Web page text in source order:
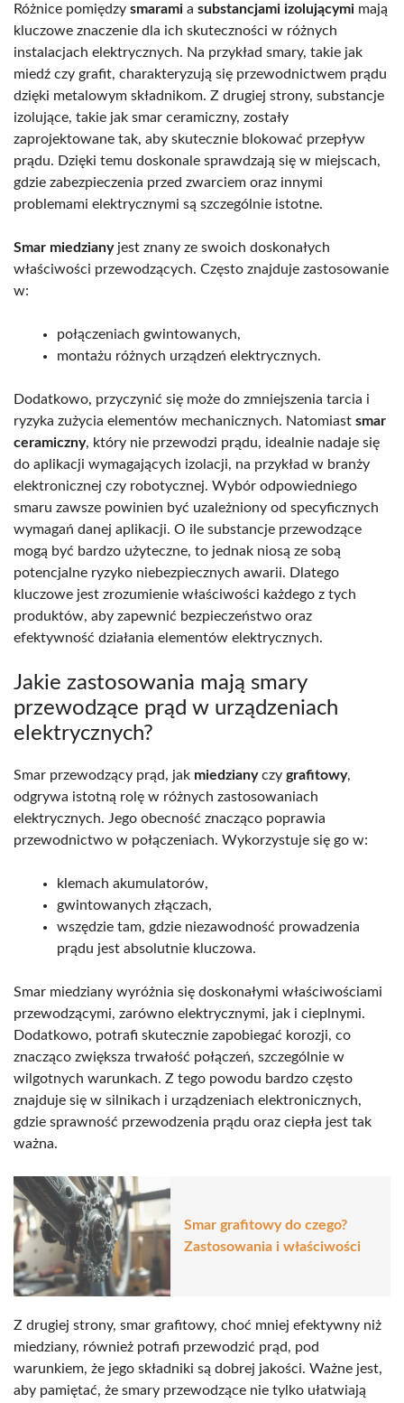
Różnice pomiędzy smarami a substancjami izolującymi mają
kluczowe znaczenie dla ich skuteczności w różnych
instalacjach elektrycznych. Na przykład smary, takie jak
miedź czy grafit, charakteryzują się przewodnictwem prądu
dzięki metalowym składnikom. Z drugiej strony, substancje
izolujące, takie jak smar ceramiczny, zostały
zaprojektowane tak, aby skutecznie blokować przepływ
prądu. Dzięki temu doskonale sprawdzają się w miejscach,
gdzie zabezpieczenia przed zwarciem oraz innymi
problemami elektrycznymi są szczególnie istotne.
Smar miedzianyjest znany ze swoich doskonałych
właściwości przewodzących. Często znajduje zastosowanie
w:
połączeniach gwintowanych,
montażu różnych urządzeń elektrycznych.
Dodatkowo, przyczynić się może do zmniejszenia tarcia i
ryzyka zużycia elementów mechanicznych. Natomiast smar
ceramiczny, który nie przewodzi prądu, idealnie nadaje się
do aplikacji wymagających izolacji, na przykład w branży
elektronicznej czy robotycznej. Wybór odpowiedniego
smaru zawsze powinien być uzależniony od specyficznych
wymagań danej aplikacji. O ile substancje przewodzące
mogą być bardzo użyteczne, to jednak niosą ze sobą
potencjalne ryzyko niebezpiecznych awarii. Dlatego
kluczowe jest zrozumienie właściwości każdego z tych
produktów, aby zapewnić bezpieczeństwo oraz
efektywność działania elementów elektrycznych.
Jakie zastosowania mają smary
przewodzące prąd w urządzeniach
elektrycznych?
Smar przewodzący prąd, jak miedzianyczy grafitowy,
odgrywa istotną rolę w różnych zastosowaniach
elektrycznych. Jego obecność znacząco poprawia
przewodnictwo w połączeniach. Wykorzystuje się go w:
klemach akumulatorów,
gwintowanych złączach,
wszędzie tam, gdzie niezawodność prowadzenia
prądu jest absolutnie kluczowa.
Smar miedziany wyróżnia się doskonałymi właściwościami
przewodzącymi, zarówno elektrycznymi, jak i cieplnymi.
Dodatkowo, potrafi skutecznie zapobiegać korozji, co
znacząco zwiększa trwałość połączeń, szczególnie w
wilgotnych warunkach. Z tego powodu bardzo często
znajduje się w silnikach i urządzeniach elektronicznych,
gdzie sprawność przewodzenia prądu oraz ciepła jest tak
ważna.
Smar grafitowy do czego?
Zastosowania i właściwości
Z drugiej strony, smar grafitowy, choć mniej efektywny niż
miedziany, również potrafi przewodzić prąd, pod
warunkiem, że jego składniki są dobrej jakości. Ważne jest,
aby pamiętać, że smary przewodzące nie tylko ułatwiają